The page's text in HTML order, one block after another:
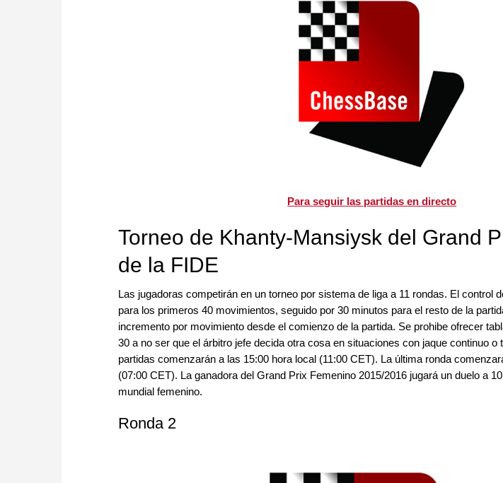
Para seguir las partidas en directo
Torneo de Khanty-Mansiysk del Grand
de la FIDE
Las jugadoras competirán en un torneo por sistema de liga a 11 rondas. El control
para los primeros 40 movimientos, seguido por 30 minutos para el resto de la
incremento por movimiento desde el comienzo de la partida. Se prohibe ofrecer
30 a no ser que el árbitro jefe decida otra cosa en situaciones con jaque continuo o
partidas comenzarán a las 15:00 hora local (11:00 CET). La última ronda
(07:00 CET). La ganadora del Grand Prix Femenino 2015/2016 jugará un duelo a
mundial femenino.
Ronda 2